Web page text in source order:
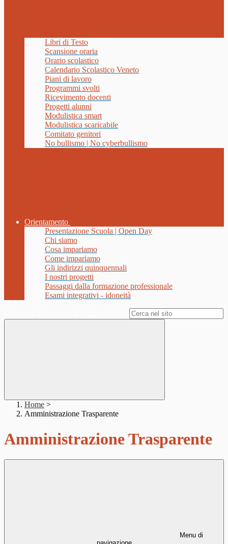
Libri di Testo
Scansione oraria
Orario scolastico
Calendario Scolastico Veneto
Piani di lavoro
Programmi svolti
Ricevimento docenti
Progetti alunni
Modulistica smart
Modulistica scaricabile
Comitato genitori
No bullismo | No cyberbullismo
Orientamento
Presentazione Scuola | Open Day
Chi siamo
Cosa impariamo
Come impariamo
Gli indirizzi quinquennali
I nostri progetti
Passaggi dalla formazione professionale
Esami integrativi - idoneità
Home >
Amministrazione Trasparente
Amministrazione Trasparente
Menu di